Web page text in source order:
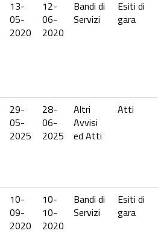
13-
05-
2020
12-
06-
2020
Bandi di
Servizi
Esiti di
gara
29-
05-
2025
28-
06-
2025
Altri
Avvisi
ed Atti
Atti
10-
09-
2020
10-
10-
2020
Bandi di
Servizi
Esiti di
gara